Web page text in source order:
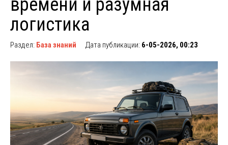
времени и разумная
логистика
Раздел: База знаний Дата публикации: 6-05-2026, 00:23